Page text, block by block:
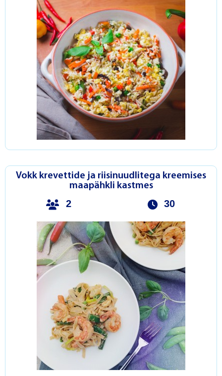
Vokk krevettide ja riisinuudlitega kreemises
maapähkli kastmes
2 30